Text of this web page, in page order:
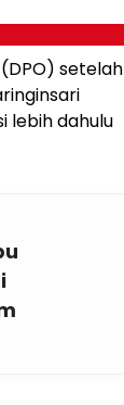
setelah
lebih dahulu